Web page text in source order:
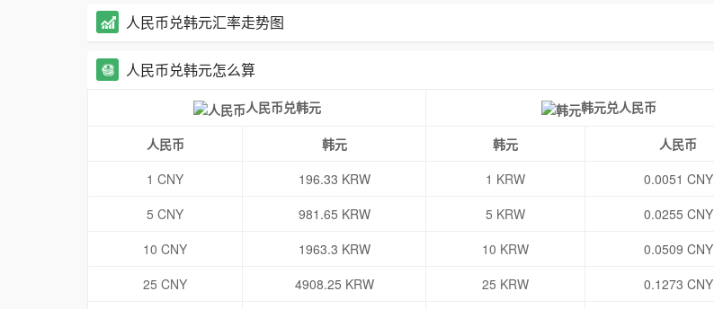
人民币兑韩元汇率走势图
人民币兑韩元怎么算
人民币兑韩元 韩元兑人民币
人民币 韩元 韩元
人民币
1 CNY
196.33 KRW 1 KRW
0.0051 CNY
5 CNY
981.65 KRW 5 KRW
0.0255 CNY
10 CNY
1963.3 KRW 10 KRW
0.0509 CNY
25 CNY
4908.25 KRW 25 KRW
0.1273 CNY